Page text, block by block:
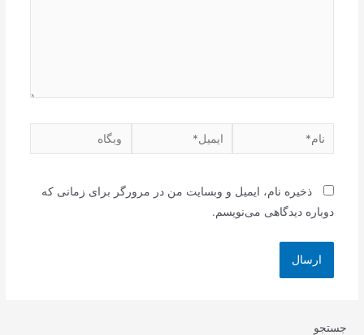
نام* ایمیل* وبگاه
ذخیره نام، ایمیل و وبسایت من در مرورگر برای زمانی که
دوباره دیدگاهی می‌نویسم.
جستجو